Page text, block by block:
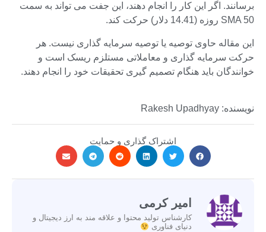
برسانند. اگر این کار را انجام دهند، این جفت می تواند به سمت
SMA 50 روزه (14.41 دلار) حرکت کند.
این مقاله حاوی توصیه یا توصیه سرمایه گذاری نیست. هر
حرکت سرمایه گذاری و معاملاتی مستلزم ریسک است و
خوانندگان باید هنگام تصمیم گیری تحقیقات خود را انجام دهند.
نویسنده: Rakesh Upadhyay
اشتراک گذاری و حمایت
امیر کرمی
کارشناس تولید محتوا و علاقه مند به ارز دیجیتال و
دنیای فناوری